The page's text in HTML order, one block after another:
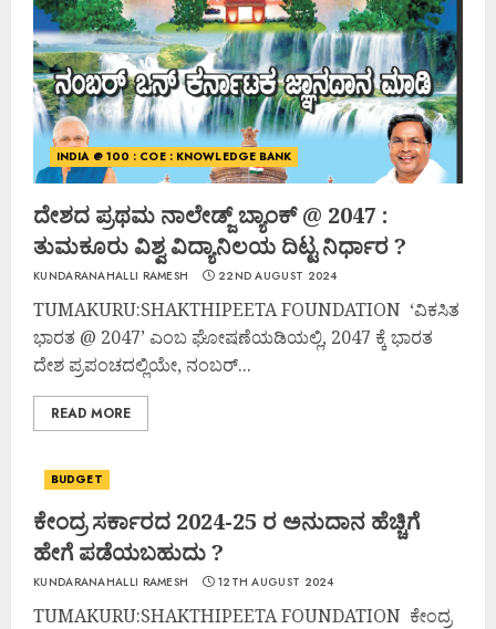
INDIA @ 100 : COE : KNOWLEDGE BANK
ದೇಶದ ಪ್ರಥಮ ನಾಲೇಡ್ಜ್ ಬ್ಯಾಂಕ್ @ 2047 :
ತುಮಕೂರು ವಿಶ್ವ ವಿದ್ಯಾನಿಲಯ ದಿಟ್ಟ ನಿರ್ಧಾರ ?
KUNDARANAHALLI RAMESH 22ND AUGUST 2024
TUMAKURU:SHAKTHIPEETA FOUNDATION ‘ವಿಕಸಿತ
ಭಾರತ @ 2047’ ಎಂಬ ಘೋಷಣೆಯಡಿಯಲ್ಲಿ, 2047 ಕ್ಕೆ ಭಾರತ
ದೇಶ ಪ್ರಪಂಚದಲ್ಲಿಯೇ, ನಂಬರ್...
READ MORE
BUDGET
ಕೇಂದ್ರ ಸರ್ಕಾರದ 2024-25 ರ ಅನುದಾನ ಹೆಚ್ಚಿಗೆ
ಹೇಗೆ ಪಡೆಯಬಹುದು ?
KUNDARANAHALLI RAMESH 12TH AUGUST 2024
TUMAKURU:SHAKTHIPEETA FOUNDATION ಕೇಂದ್ರ